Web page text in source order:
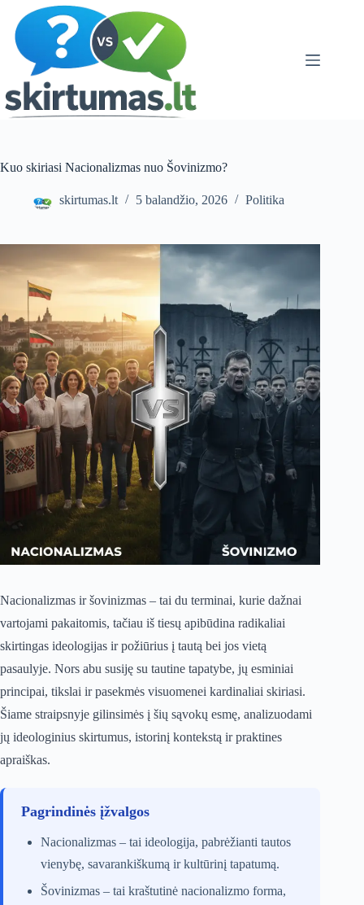
content
Kuo skiriasi Nacionalizmas nuo Šovinizmo?
skirtumas.lt 5 balandžio, 2026 Politika
Nacionalizmas ir šovinizmas – tai du terminai, kurie dažnai
vartojami pakaitomis, tačiau iš tiesų apibūdina radikaliai
skirtingas ideologijas ir požiūrius į tautą bei jos vietą
pasaulyje. Nors abu susiję su tautine tapatybe, jų esminiai
principai, tikslai ir pasekmės visuomenei kardinaliai skiriasi.
Šiame straipsnyje gilinsimės į šių sąvokų esmę, analizuodami
jų ideologinius skirtumus, istorinį kontekstą ir praktines
apraiškas.
Pagrindinės įžvalgos
Nacionalizmas – tai ideologija, pabrėžianti tautos
vienybę, savarankiškumą ir kultūrinį tapatumą.
Šovinizmas – tai kraštutinė nacionalizmo forma,